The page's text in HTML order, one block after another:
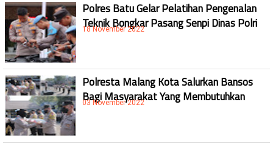
Polres Batu Gelar Pelatihan Pengenalan
Teknik Bongkar Pasang Senpi Dinas Polri
18 November 2022
Polresta Malang Kota Salurkan Bansos
Bagi Masyarakat Yang Membutuhkan
03 November 2022